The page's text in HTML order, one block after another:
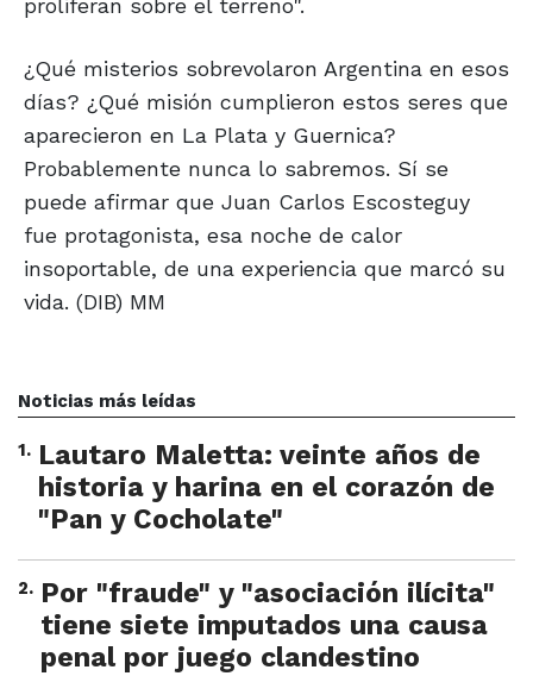
proliferan sobre el terreno".
¿Qué misterios sobrevolaron Argentina en esos
días? ¿Qué misión cumplieron estos seres que
aparecieron en La Plata y Guernica?
Probablemente nunca lo sabremos. Sí se
puede afirmar que Juan Carlos Escosteguy
fue protagonista, esa noche de calor
insoportable, de una experiencia que marcó su
vida. (DIB) MM
Noticias más leídas
1. Lautaro Maletta: veinte años de
historia y harina en el corazón de
"Pan y Cocholate"
2. Por "fraude" y "asociación ilícita"
tiene siete imputados una causa
penal por juego clandestino